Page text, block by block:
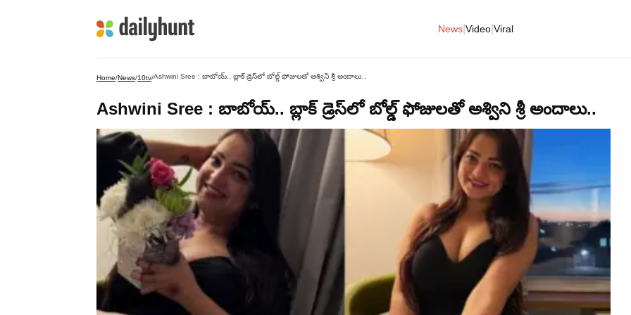
News Video Viral
Home/News/10tv/Ashwini Sree : బాబోయ్.. బ్లాక్ డ్రెస్‌లో బోల్డ్ ఫోజులతో అశ్విని శ్రీ అందాలు..
Ashwini Sree : బాబోయ్.. బ్లాక్ డ్రెస్‌లో బోల్డ్ ఫోజులతో అశ్విని శ్రీ అందాలు..